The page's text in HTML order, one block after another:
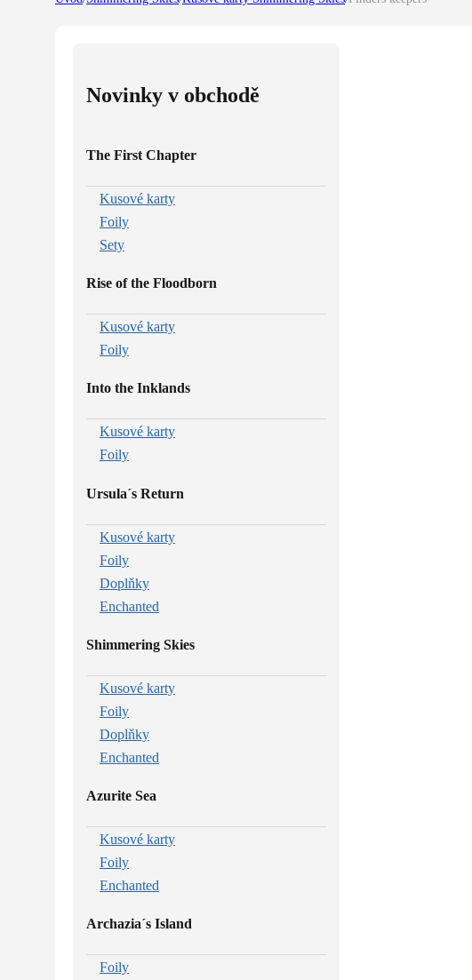
Novinky v obchodě
The First Chapter
Kusové karty
Foily
Sety
Rise of the Floodborn
Kusové karty
Foily
Into the Inklands
Kusové karty
Foily
Ursula´s Return
Kusové karty
Foily
Doplňky
Enchanted
Shimmering Skies
Kusové karty
Foily
Doplňky
Enchanted
Azurite Sea
Kusové karty
Foily
Enchanted
Archazia´s Island
Foily